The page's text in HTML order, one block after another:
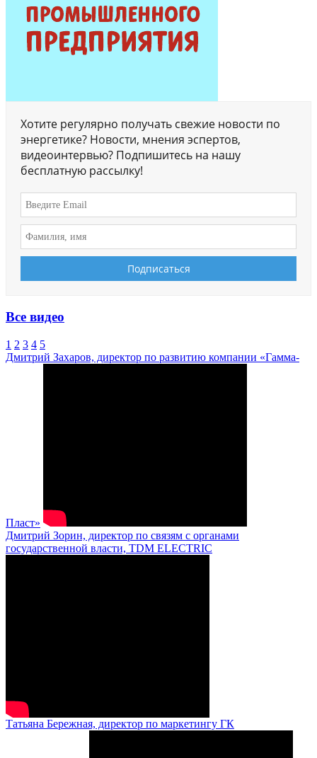
Хотите регулярно получать свежие новости по
энергетике? Новости, мнения эспертов,
видеоинтервью? Подпишитесь на нашу
бесплатную рассылку!
Все видео
1 2 3 4 5
Дмитрий Захаров, директор по развитию компании «Гамма-
Пласт»
Дмитрий Зорин, директор по связям с органами
государственной власти, TDM ELECTRIC
Татьяна Бережная, директор по маркетингу ГК